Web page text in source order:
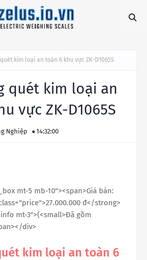
kim loại an toàn 6 khu vực ZK-D1065S
quét kim loại an
vực ZK-D1065S
Nghiệp 14:32:00
mt-5 mb-10"><span>Giá bán:
đ</strong>
mt-3">(<small>Đã gồm
div>
kim loại an toàn 6